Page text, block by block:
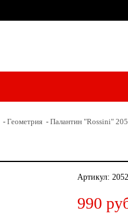
Геометрия Палантин "Rossini"
Артикул:
990